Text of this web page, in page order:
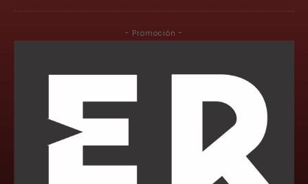
- Promoción -